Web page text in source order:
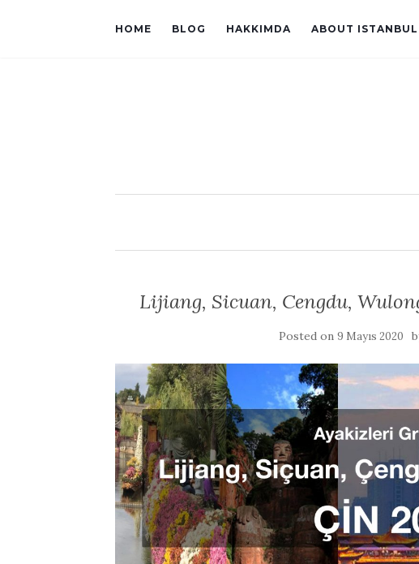
HOME BLOG HAKKIMDA ABOUT ISTANBUL
Lijiang, Sicuan, Cengdu,
Posted on9 Mayıs 2020